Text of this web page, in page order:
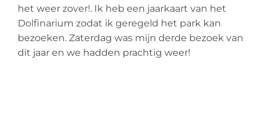
het weer zover!. Ik heb een jaarkaart van het
Dolfinarium zodat ik geregeld het park kan
bezoeken. Zaterdag was mijn derde bezoek van
dit jaar en we hadden prachtig weer!